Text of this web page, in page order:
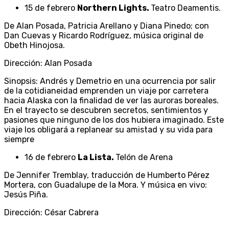
15 de febrero Northern Lights. Teatro Deamentis.
De Alan Posada, Patricia Arellano y Diana Pinedo; con
Dan Cuevas y Ricardo Rodríguez, música original de
Obeth Hinojosa.
Dirección: Alan Posada
Sinopsis: Andrés y Demetrio en una ocurrencia por salir
de la cotidianeidad emprenden un viaje por carretera
hacia Alaska con la finalidad de ver las auroras boreales.
En el trayecto se descubren secretos, sentimientos y
pasiones que ninguno de los dos hubiera imaginado. Este
viaje los obligará a replanear su amistad y su vida para
siempre
16 de febrero La Lista. Telón de Arena
De Jennifer Tremblay, traducción de Humberto Pérez
Mortera, con Guadalupe de la Mora. Y música en vivo:
Jesús Piña.
Dirección: César Cabrera